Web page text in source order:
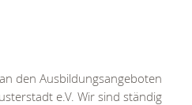
den Ausbildungsangeboten
e.V. Wir sind ständig